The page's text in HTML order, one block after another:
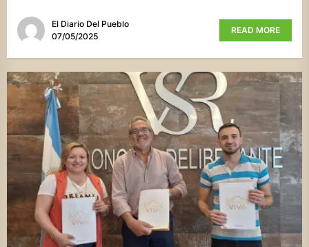
El Diario Del Pueblo
07/05/2025
READ MORE